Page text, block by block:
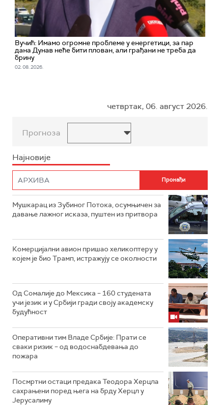
Вучић: Имамо огромне проблеме у енергетици, за пар
дана Дунав неће бити плован, али грађани не треба да
брину
02. 08. 2026.
четвртак, 06. август 2026.
Прогноза
Најновије
Мушкарац из Зубиног Потока, осумњичен за
давање лажног исказа, пуштен из притвора
Комерцијални авион пришао хеликоптеру у
којем је био Трамп, истражују се околности
Од Сомалије до Мексика – 160 студената
учи језик и у Србији гради своју академску
будућност
Оперативни тим Владе Србије: Прати се
сваки ризик – од водоснабдевања до
пожара
Посмртни остаци предака Теодора Херцла
сахрањени поред њега на брду Херцл у
Јерусалиму